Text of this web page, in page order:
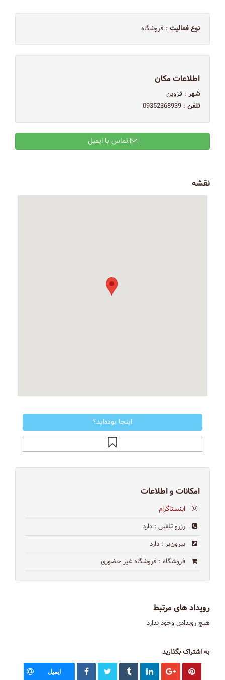
نوع فعالیت : فروشگاه
اطلاعات مکان
شهر : قزوین
تلفن : 09352368939
نقشه
اینجا بوده‌اید؟
امکانات و اطلاعات
اینستاگرام
رزرو تلفنی : دارد
بیرون‌بر : دارد
فروشگاه : فروشگاه غیر حضوری
رویداد های مرتبط
هیچ رویدادی وجود ندارد
به اشتراک بگذارید
ایمیل